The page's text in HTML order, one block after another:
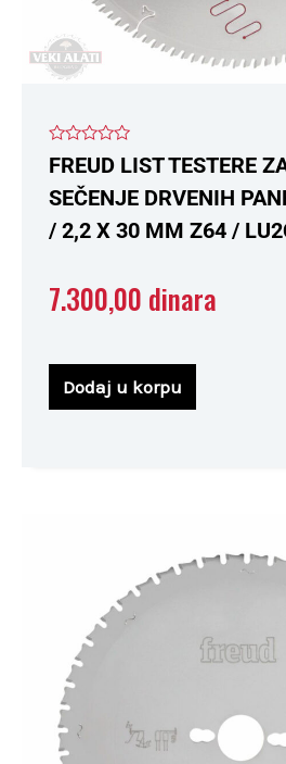
Ocenjeno
sa
0
od
FREUD LIST TESTERE
SEČENJE DRVENIH
/ 2,2 X 30 MM Z64 /
7.300,00 dinara
Dodaj u korpu